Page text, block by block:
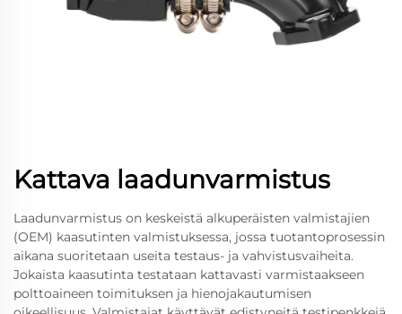
Kattava laadunvarmistus
Laadunvarmistus on keskeistä alkuperäisten valmistajien
(OEM) kaasutinten valmistuksessa, jossa tuotantoprosessin
aikana suoritetaan useita testaus- ja vahvistusvaiheita.
Jokaista kaasutinta testataan kattavasti varmistaakseen
polttoaineen toimituksen ja hienojakautumisen